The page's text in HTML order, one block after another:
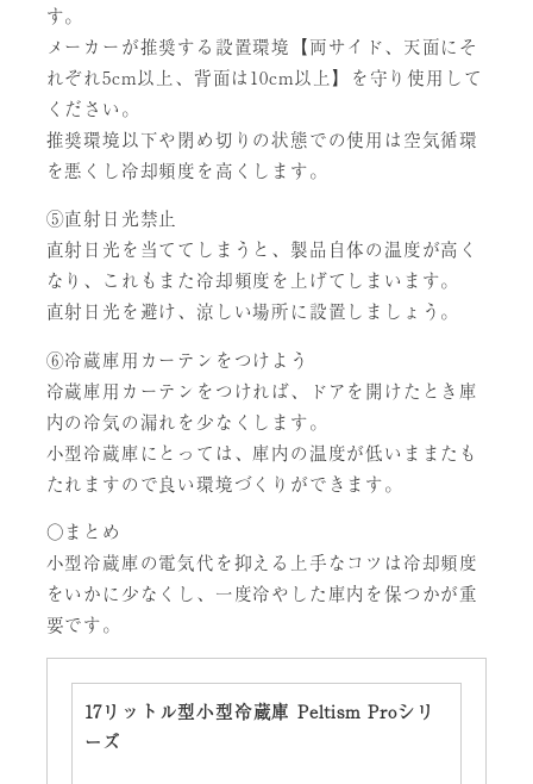
す。
メーカーが推奨する設置環境【両サイド、天面にそ
れぞれ5cm以上、背面は10cm以上】を守り使用して
ください。
推奨環境以下や閉め切りの状態での使用は空気循環
を悪くし冷却頻度を高くします。
⑤直射日光禁止
直射日光を当ててしまうと、製品自体の温度が高く
なり、これもまた冷却頻度を上げてしまいます。
直射日光を避け、涼しい場所に設置しましょう。
⑥冷蔵庫用カーテンをつけよう
冷蔵庫用カーテンをつければ、ドアを開けたとき庫
内の冷気の漏れを少なくします。
小型冷蔵庫にとっては、庫内の温度が低いままたも
たれますので良い環境づくりができます。
○まとめ
小型冷蔵庫の電気代を抑える上手なコツは冷却頻度
をいかに少なくし、一度冷やした庫内を保つかが重
要です。
17リットル型小型冷蔵庫 Peltism Proシリ
ーズ